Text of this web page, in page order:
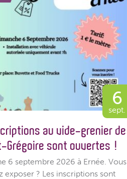
6
sept.
au vide-grenier de
Grégoire sont ouvertes !
6 septembre 2026 à Ernée. Vous
exposer ? Les inscriptions sont